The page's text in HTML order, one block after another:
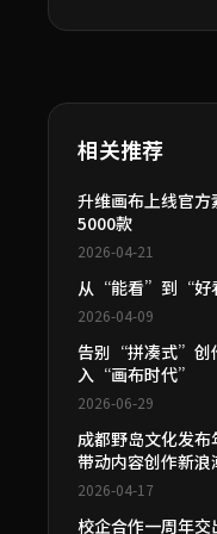
相关推荐
升维画布上线官
5000款
2026-04-21
从“能看”到“好
2026-04-09
告别“拼凑式”创
入“画布时代”
2026-06-29
成都野岛文化发
带动内容创作新浪
2026-04-17
校企合作一周年